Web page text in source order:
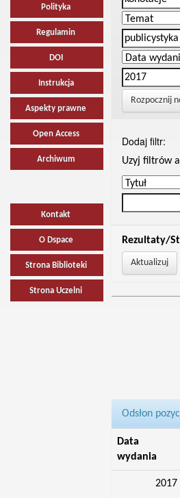
Polityka
Regulamin
DOI
Instrukcja
Aspekty prawne
Open Access
Archiwum
Kontakt
O Dspace
Strona Biblioteki
Strona Uczelni
Rozpocznij
Dodaj filtr:
Uzyj filtrów
Rezultaty/
Odsłon
Data
wydania
2017